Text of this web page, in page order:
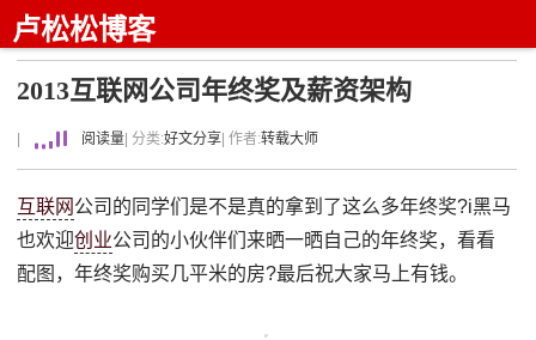
卢松松博客
2013互联网公司年终奖及薪资架构
阅读量 | 分类:好文分享 | 作者:转载大师
互联网 公司的同学们是不是真的拿到了这么多年终奖?i黑马
也欢迎创业公司的小伙伴们来晒一晒自己的年终奖，看看
配图，年终奖购买几平米的房?最后祝大家马上有钱。